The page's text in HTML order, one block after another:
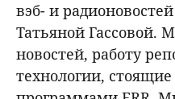
вэб- и
Татьяной Гассовой.
новостей, работу
технологии,